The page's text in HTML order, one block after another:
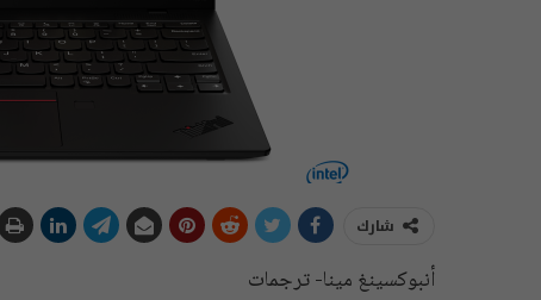
شارك
أنبوكسينغ مينا- ترجمات